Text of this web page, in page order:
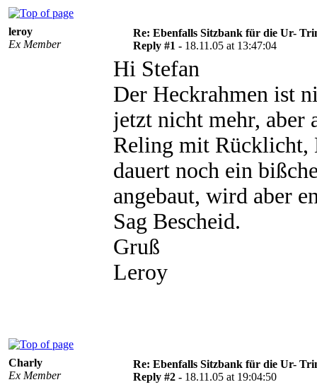
leroy
Ex Member
Re: Ebenfalls Sitzbank für die Ur-
Reply #1 - 18.11.05 at 13:47:04
Hi Stefan
Der Heckrahmen ist
jetzt nicht mehr, aber
Reling mit Rücklicht,
dauert noch ein
angebaut, wird aber
Sag Bescheid.
Gruß
Leroy
Charly
Ex Member
Re: Ebenfalls Sitzbank für die Ur-
Reply #2 - 18.11.05 at 19:04:50